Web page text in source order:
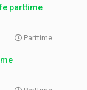
parttime
Parttime